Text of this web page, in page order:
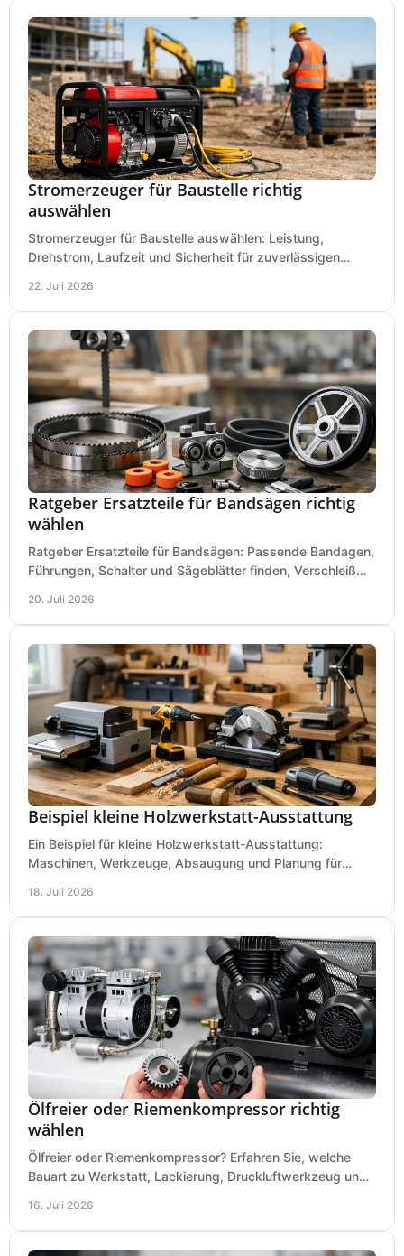
Stromerzeuger für Baustelle richtig
auswählen
Stromerzeuger für Baustelle auswählen: Leistung,
Drehstrom, Laufzeit und Sicherheit für zuverlässigen
22. Juli 2026
Ratgeber Ersatzteile für Bandsägen richtig
wählen
Ratgeber Ersatzteile für Bandsägen: Passende Bandagen,
Führungen, Schalter und Sägeblätter finden, Verschleiß
20. Juli 2026
Beispiel kleine Holzwerkstatt-Ausstattung
Ein Beispiel für kleine Holzwerkstatt-Ausstattung:
Maschinen, Werkzeuge, Absaugung und Planung für
18. Juli 2026
Ölfreier oder Riemenkompressor richtig
wählen
Ölfreier oder Riemenkompressor? Erfahren Sie, welche
Bauart zu Werkstatt, Lackierung, Druckluftwerkzeug und
16. Juli 2026